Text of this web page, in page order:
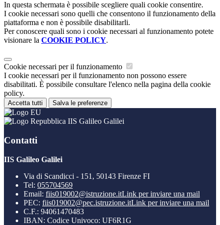
In questa schermata è possibile scegliere quali cookie consentire.
I cookie necessari sono quelli che consentono il funzionamento della
piattaforma e non è possibile disabilitarli.
Per conoscere quali sono i cookie necessari al funzionamento potete
visionare la COOKIE POLICY.
Cookie necessari per il funzionamento
I cookie necessari per il funzionamento non possono essere
disabilitati. È possibile consultare l'elenco nella pagina della cookie
policy.
Accetta tutti Salva le preferenze
IIS Galileo Galilei
Contatti
IIS Galileo Galilei
Via di Scandicci - 151, 50143 Firenze FI
Tel: 055704569
Email: fiis019002@istruzione.itLink per inviare una mail
PEC: fiis019002@pec.istruzione.itLink per inviare una mail
C.F.: 94061470483
IBAN: Codice Univoco: UF6R1G